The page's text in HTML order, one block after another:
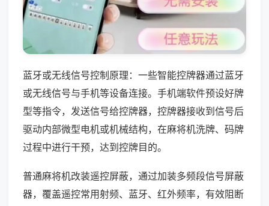
蓝牙或无线信号控制原理：一些智能控牌器通过蓝牙
或无线信号与手机等设备连接。手机端软件预设好牌
型等指令，发送信号给控牌器，控牌器接收到信号后
驱动内部微型电机或机械结构，在麻将机洗牌、码牌
过程中进行干预，达到控牌目的。
普通麻将机改装遥控屏蔽，通过加装多频段信号屏蔽
器，覆盖遥控常用射频、蓝牙、红外频率，有效阻断